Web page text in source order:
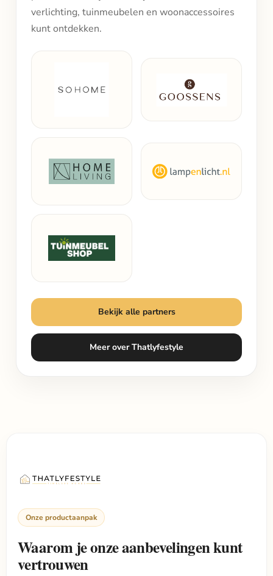
verlichting, tuinmeubelen en woonaccessoires
kunt ontdekken.
Bekijk alle partners
Meer over Thatlyfestyle
Onze productaanpak
Waarom je onze aanbevelingen kunt
vertrouwen